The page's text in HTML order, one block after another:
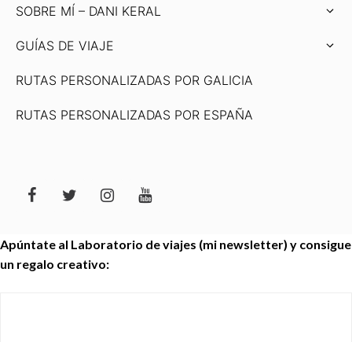
SOBRE MÍ – DANI KERAL
GUÍAS DE VIAJE
RUTAS PERSONALIZADAS POR GALICIA
RUTAS PERSONALIZADAS POR ESPAÑA
Apúntate al Laboratorio de viajes (mi newsletter) y consigue
un regalo creativo: